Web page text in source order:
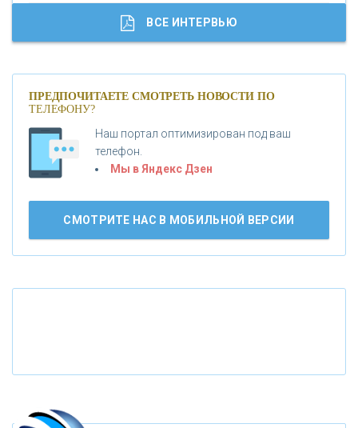
«ГАЗПРОМБАНК»
«МОСКОВСКИЙ КРЕДИТНЫЙ БАНК»
«БАНК ВОЗРОЖДЕНИЕ»
АО «КРЕДИТ ЕВРОПА БАНК»
«ФК ОТКРЫТИЕ»
Банки.ру обновил логотип впервые за 19 лет -
ВСЕ ИНТЕРВЬЮ
ПРЕДПОЧИТАЕТЕ СМОТРЕТЬ НОВОСТИ ПО
ТЕЛЕФОНУ?
Наш портал оптимизирован под ваш
телефон.
Мы в Яндекс Дзен
СМОТРИТЕ НАС В МОБИЛЬНОЙ ВЕРСИИ